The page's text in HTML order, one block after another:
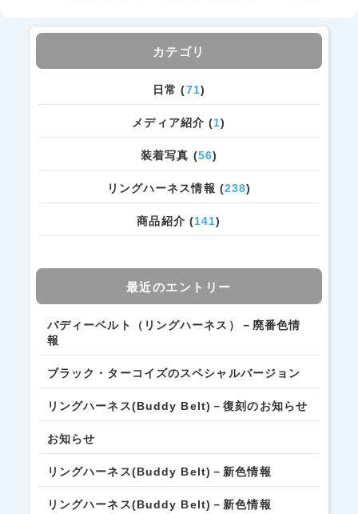
カテゴリ
日常 (71)
メディア紹介 (1)
装着写真 (56)
リングハーネス情報 (238)
商品紹介 (141)
最近のエントリー
バディーベルト（リングハーネス）－廃番色情
報
ブラック・ターコイズのスペシャルバージョン
リングハーネス(Buddy Belt)－復刻のお知らせ
お知らせ
リングハーネス(Buddy Belt)－新色情報
リングハーネス(Buddy Belt)－新色情報